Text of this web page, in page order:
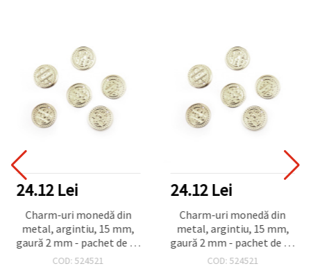
24.12 Lei
Charm-uri monedă din
metal, argintiu, 15 mm,
gaură 2 mm - pachet de 50
buc., pentru bijuterii
COD: 524521
24.12 Lei
Charm-uri monedă din
metal, argintiu, 15 mm,
gaură 2 mm - pachet de 50
buc., pentru bijuterii
COD: 524521